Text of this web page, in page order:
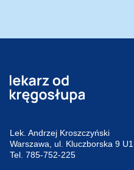
Lek. Andrzej Kroszczyński
Warszawa, ul. Kluczborska 9 U1
Tel. 785-752-225